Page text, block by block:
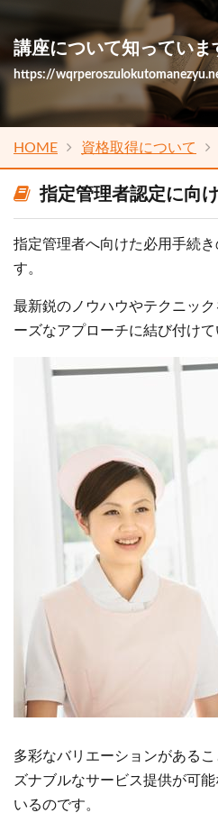
講座について知っていま
https://
HOME 資格取得について
指定管理者認定に向
指定管理者へ向けた必用手続
す。
最新鋭のノウハウやテクニッ
ーズなアプローチに結び付けて
多彩なバリエーションがある
ズナブルなサービス提供が可
いるのです。